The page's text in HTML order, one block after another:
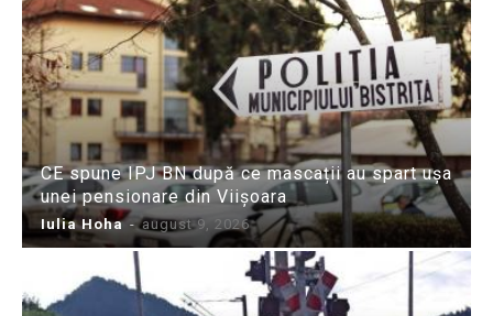
CE spune IPJ BN după ce mascații au spart ușa
unei pensionare din Viișoara
Iulia Hoha - august 9, 2026